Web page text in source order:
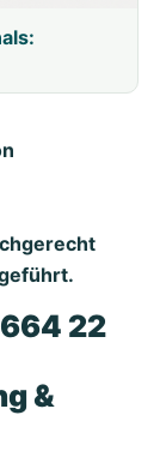
22
&